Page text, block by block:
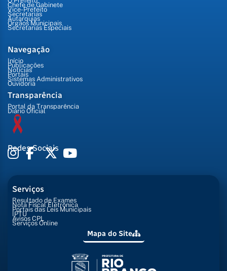
Chefe de Gabinete
Vice-Prefeito
Secretarias
Autarquias
Órgãos Municipais
Secretarias Especiais
Navegação
Início
Publicações
Notícias
Portais
Sistemas Administrativos
Ouvidoria
Transparência
Portal da Transparência
Diário Oficial
Redes Sociais
Serviços
Resultado de Exames
Nota Fiscal Eletrônica
Portais das Leis Municipais
IPTU
Avisos CPL
Serviços Online
Mapa do Site